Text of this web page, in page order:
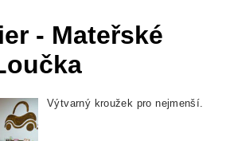
- Mateřské
Výtvarný kroužek pro nejmenší.